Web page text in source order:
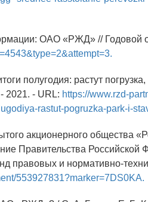
ОАО «РЖД» // Годовой
полугодия: растут погрузка,
2021. - URL: https://www.rzd-
rastut-pogruzka-park-i-
акционерного общества
Правительства Российской
правовых и нормативно-
553927831?marker=7DS0KA.